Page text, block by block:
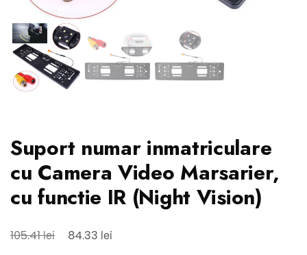
Suport numar inmatriculare
cu Camera Video Marsarier,
cu functie IR (Night Vision)
105.41lei
Prețul
84.33 lei